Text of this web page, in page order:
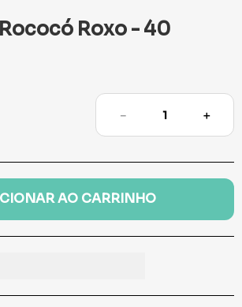
Roxo - 40
＋
－
AO CARRINHO